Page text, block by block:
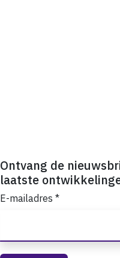
Ontvang de
laatste
E-mailadres *